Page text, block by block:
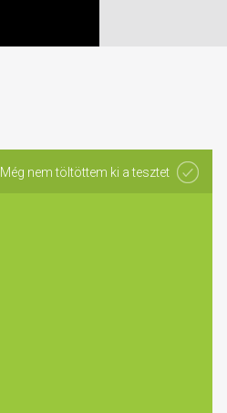
Még nem töltöttem ki a tesztet